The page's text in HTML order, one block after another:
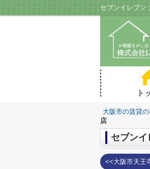
セブンイレブン
大阪市の賃貸
店
セブン
<<大阪市天王